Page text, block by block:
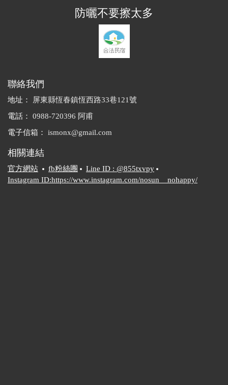
的小吃和簡單的兒童遊戲攤防曬不要擦太多
聯絡我們
地址：
屏東縣恆春鎮恆西路33巷121號
電話：
0988-720396 阿甫
電子信箱：
ismonx@gmail.com
相關連結
官方網站 fb粉絲團
Line ID : @855txvpy
Instagram ID:https://www.instagram.com/nosun__nohappy/